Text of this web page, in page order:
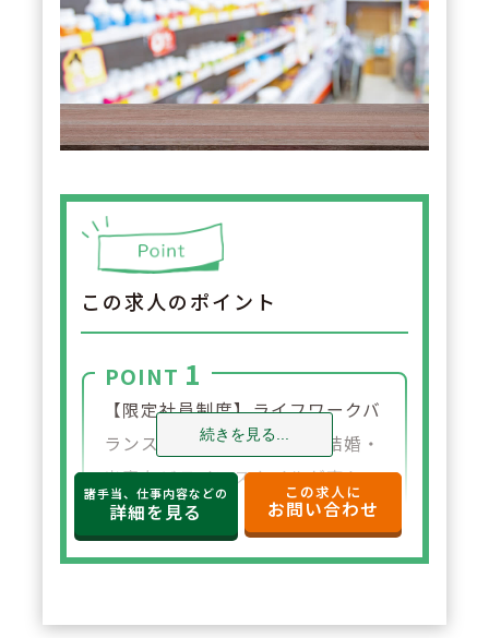
この求人のポイント
POINT 1
【限定社員制度】ライフワークバ
ランスを重視されており、結婚・
出産などライフスタイルが変わっ
た場合、社員区分を変更する事が
出来ます。
POINT2
続きを見る...
諸手当、仕事内容などの
詳細を見る
この求人に
お問い合わせ